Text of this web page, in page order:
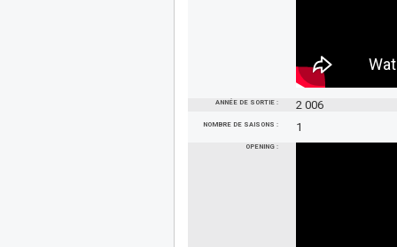
ANNÉE DE SORTIE : 2 006
NOMBRE DE SAISONS : 1
OPENING :